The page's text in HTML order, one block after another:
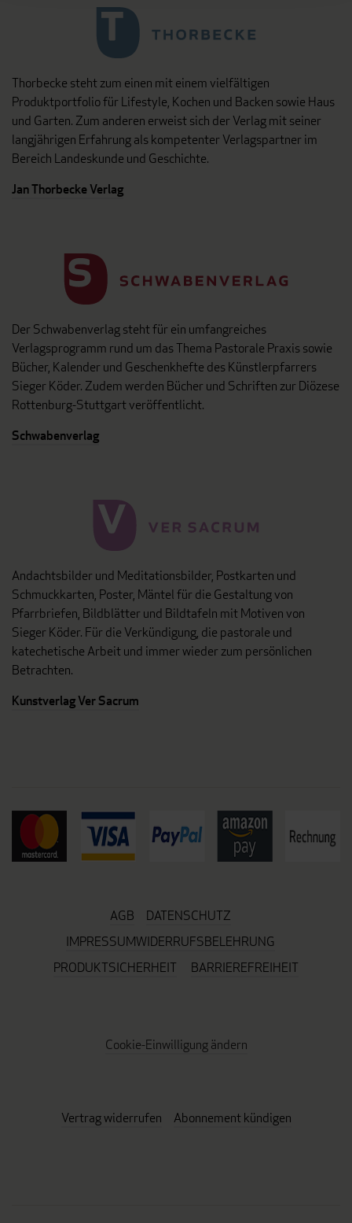
Thorbecke steht zum einen mit einem vielfältigen
Produktportfolio für Lifestyle, Kochen und Backen sowie Haus
und Garten. Zum anderen erweist sich der Verlag mit seiner
langjährigen Erfahrung als kompetenter Verlagspartner im
Bereich Landeskunde und Geschichte.
Jan Thorbecke Verlag
Der Schwabenverlag steht für ein umfangreiches
Verlagsprogramm rund um das Thema Pastorale Praxis sowie
Bücher, Kalender und Geschenkhefte des Künstlerpfarrers
Sieger Köder. Zudem werden Bücher und Schriften zur Diözese
Rottenburg-Stuttgart veröffentlicht.
Schwabenverlag
Andachtsbilder und Meditationsbilder, Postkarten und
Schmuckkarten, Poster, Mäntel für die Gestaltung von
Pfarrbriefen, Bildblätter und Bildtafeln mit Motiven von
Sieger Köder. Für die Verkündigung, die pastorale und
katechetische Arbeit und immer wieder zum persönlichen
Betrachten.
Kunstverlag Ver Sacrum
AGB
DATENSCHUTZ
IMPRESSUMWIDERRUFSBELEHRUNG
PRODUKTSICHERHEIT
BARRIEREFREIHEIT
Cookie-Einwilligung ändern
Vertrag widerrufen Abonnement kündigen